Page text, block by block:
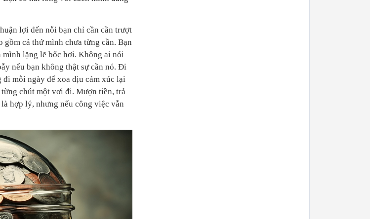
lợi đến nỗi bạn chỉ cần cần trượt
gồm cả thứ mình chưa từng cần. Bạn
lặng lẽ bốc hơi. Không ai nói
nếu bạn không thật sự cần nó. Đi
đi mỗi ngày để xoa dịu cảm xúc lại
chút một vơi đi. Mượn tiền, trả
hợp lý, nhưng nếu công việc vẫn